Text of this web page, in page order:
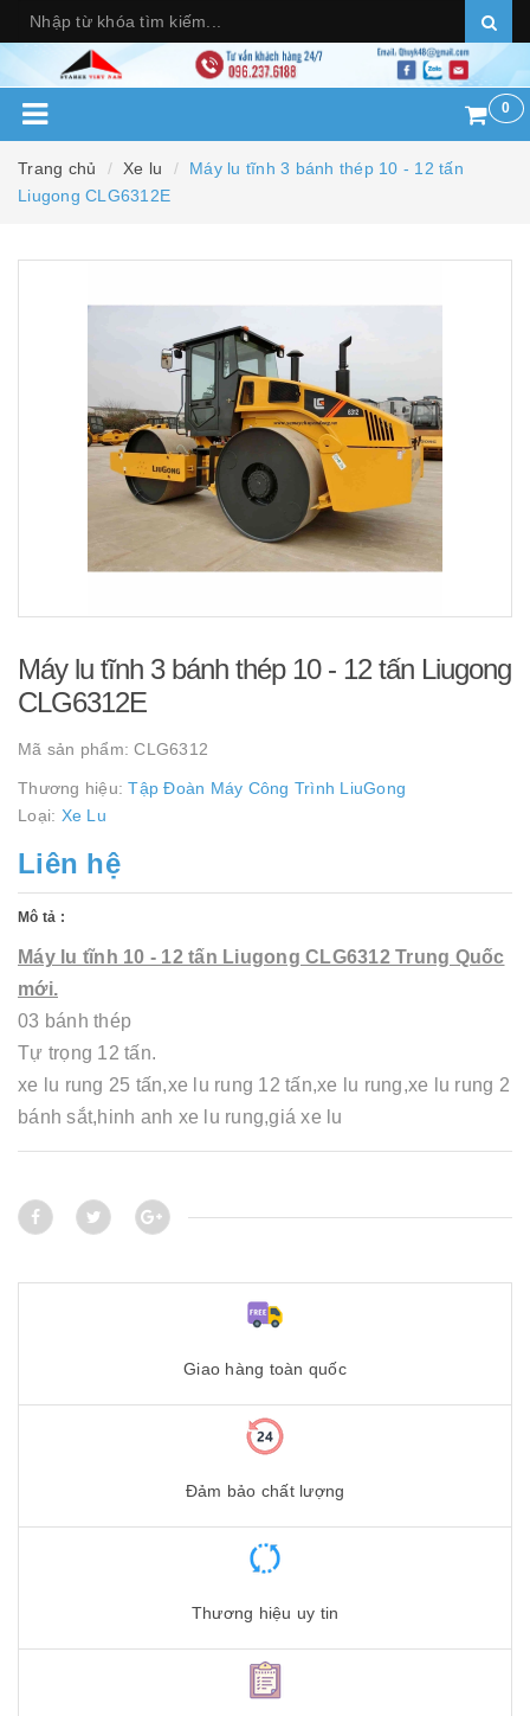
0
Trang chủ Xe lu
Máy lu tĩnh 3 bánh thép 10 - 12 tấn
Liugong CLG6312E
Máy lu tĩnh 3 bánh thép 10 - 12 tấn Liugong
CLG6312E
Mã sản phẩm:CLG6312
Thương hiệu:Tập Đoàn Máy Công Trình LiuGong
Loại: Xe Lu
Liên hệ
Mô tả :
Máy lu tĩnh 10 - 12 tấn Liugong CLG6312 Trung Quốc
mới.
03 bánh thép
Tự trọng 12 tấn.
xe lu rung 25 tấn,xe lu rung 12 tấn,xe lu rung,xe lu rung 2
bánh sắt,hinh anh xe lu rung,giá xe lu
Giao hàng toàn quốc
Đảm bảo chất lượng
Thương hiệu uy tin